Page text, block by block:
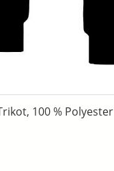
100 % Polyester